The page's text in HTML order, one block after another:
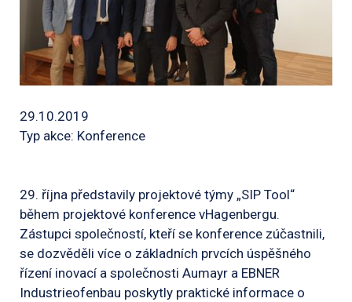
29.10.2019
Typ akce: Konference
29. října představily projektové týmy „SIP Tool“
během projektové konference vHagenbergu.
Zástupci společností, kteří se konference zúčastnili,
se dozvěděli více o základních prvcích úspěšného
řízení inovací a společnosti Aumayr a EBNER
Industrieofenbau poskytly praktické informace o